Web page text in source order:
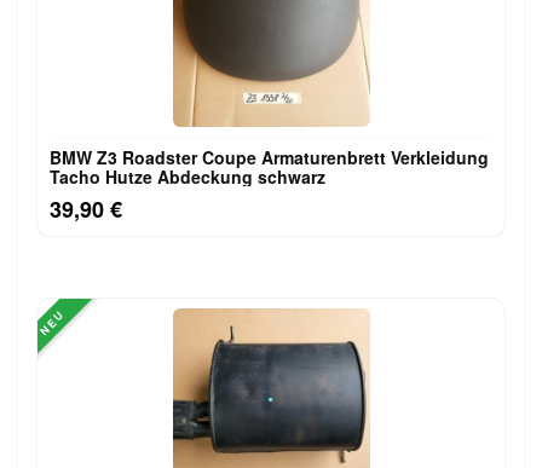
BMW Z3 Roadster Coupe Armaturenbrett Verkleidung
Tacho Hutze Abdeckung schwarz
39,90 €
NEU